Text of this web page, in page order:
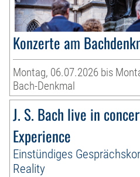
Konzerte am
Montag, 06.07.2026 bis
Bach-Denkmal
J. S. Bach live in
Experience
Einstündiges
Reality